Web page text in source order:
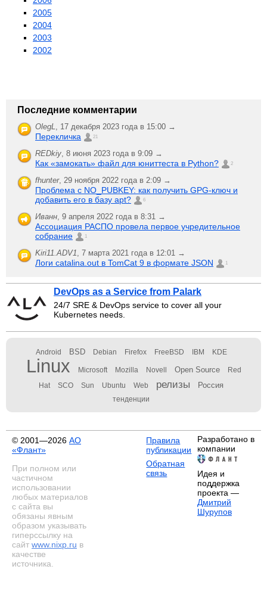
2005
2004
2003
2002
Последние комментарии
OlegL, 17 декабря 2023 года в 15:00 →
Перекличка 21
REDkiy, 8 июня 2023 года в 9:09 →
Как «замокать» файл для юниттеста в Python? 2
fhunter, 29 ноября 2022 года в 2:09 →
Проблема с NO_PUBKEY: как получить GPG-ключ и
добавить его в базу apt?
6
Иванн, 9 апреля 2022 года в 8:31 →
Ассоциация РАСПО провела первое учредительное
собрание
1
Kiri11.ADV1, 7 марта 2021 года в 12:01 →
Логи catalina.out в TomCat 9 в формате JSON 1
DevOps as a Service from Palark
24/7 SRE & DevOps service to cover all your
Kubernetes needs.
Android BSD Debian Firefox FreeBSD IBM KDE
Linux Microsoft Mozilla Novell Open Source Red
Hat SCO Sun Ubuntu Web релизы Россия
тенденции
© 2001—2026 АО
«Флант»
При полном или
частичном
использовании
любых материалов
с сайта вы
обязаны явным
образом указывать
гиперссылку на
сайт www.nixp.ru в
качестве
источника.
Правила
публикации
Обратная
связь
Разработано в
компании
Идея и
поддержка
проекта —
Дмитрий
Шурупов